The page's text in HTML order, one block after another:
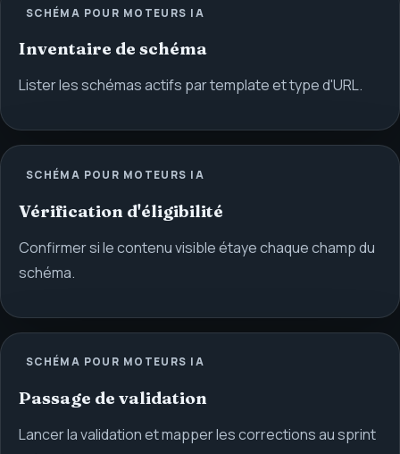
SCHÉMA POUR MOTEURS IA
Inventaire de schéma
Lister les schémas actifs par template et type d'URL.
SCHÉMA POUR MOTEURS IA
Vérification d'éligibilité
Confirmer si le contenu visible étaye chaque champ du
schéma.
SCHÉMA POUR MOTEURS IA
Passage de validation
Lancer la validation et mapper les corrections au sprint